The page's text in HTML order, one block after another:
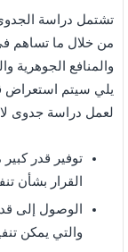
تشتمل دراسة
من خلال ما تساهم
والمنافع الجوهرية
يلي سيتم استعراض
لعمل دراسة جدوى
توفير قدر
القرار بشأن
الوصول إلى
والتي يمكن